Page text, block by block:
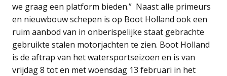
we graag een platform bieden.” Naast alle primeurs
en nieuwbouw schepen is op Boot Holland ook een
ruim aanbod van in onberispelijke staat gebrachte
gebruikte stalen motorjachten te zien. Boot Holland
is de aftrap van het watersportseizoen en is van
vrijdag 8 tot en met woensdag 13 februari in het